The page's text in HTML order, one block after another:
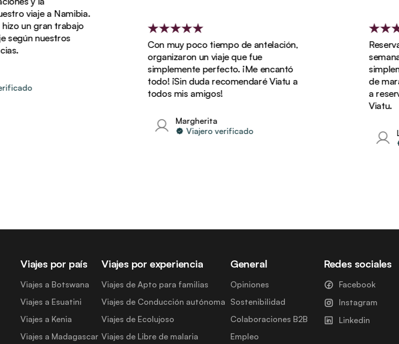
viaje a Namibia.
un gran trabajo
nuestros
Con muy poco tiempo de antelación,
organizaron un viaje que fue
simplemente perfecto. ¡Me encantó
todo! ¡Sin duda recomendaré Viatu a
todos mis amigos!
Margherita
Viajero verificado
semanas
de
a
Viatu.
Viajes por país
Viajes a Botswana
Viajes a Esuatini
Viajes a Kenia
Viajes a Madagascar
Viajes por experiencia
Viajes de Apto para familias
Viajes de Conducción autónoma
Viajes de Ecolujoso
Viajes de Libre de malaria
General
Opiniones
Sostenibilidad
Colaboraciones B2B
Empleo
Redes sociales
Facebook
Instagram
Linkedin